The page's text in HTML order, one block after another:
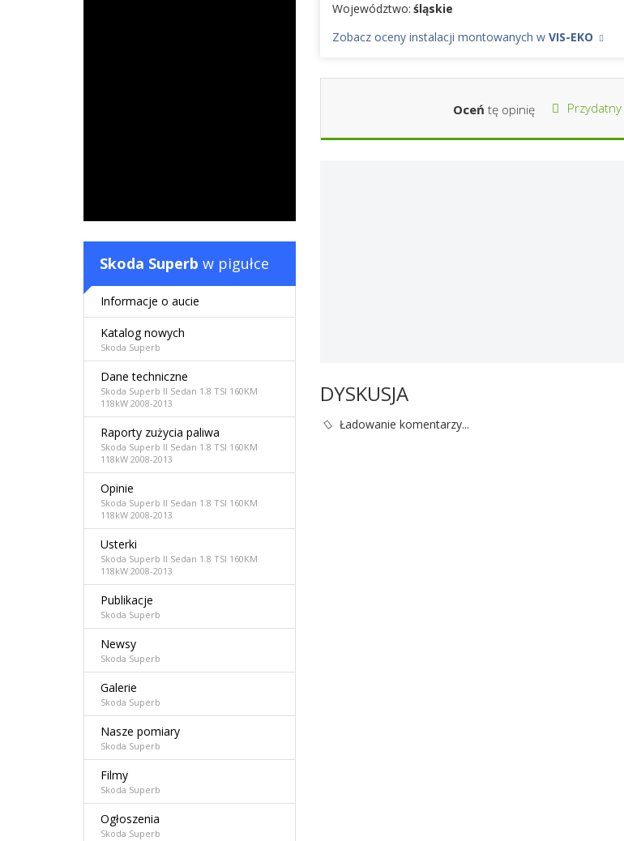
Województwo: śląskie
Zobacz oceny instalacji montowanych w VIS-EKO
Oceń tę opinię Przydatny
DYSKUSJA
Ładowanie komentarzy...
Skoda Superb w pigułce
Informacje o aucie
Katalog nowych
Skoda Superb
Dane techniczne
Skoda Superb II Sedan 1.8 TSI 160KM
118kW 2008-2013
Raporty zużycia paliwa
Skoda Superb II Sedan 1.8 TSI 160KM
118kW 2008-2013
Opinie
Skoda Superb II Sedan 1.8 TSI 160KM
118kW 2008-2013
Usterki
Skoda Superb II Sedan 1.8 TSI 160KM
118kW 2008-2013
Publikacje
Skoda Superb
Newsy
Skoda Superb
Galerie
Skoda Superb
Nasze pomiary
Skoda Superb
Filmy
Skoda Superb
Ogłoszenia
Skoda Superb